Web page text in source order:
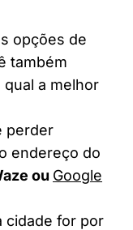
opções de
também
a melhor
perder
endereço do
ou Google
cidade for por